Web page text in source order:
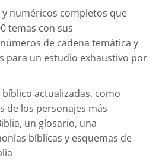
numéricos completos que
temas con sus
de cadena temática y
para un estudio exhaustivo por
actualizadas, como
de los personajes más
un glosario, una
bíblicas y esquemas de